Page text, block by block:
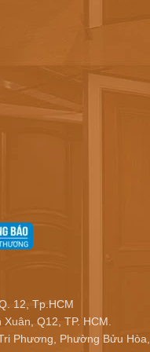
12, Tp.HCM
Q12, TP. HCM.
Phương, Phường Bửu Hòa,